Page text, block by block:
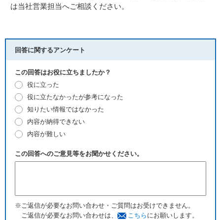
は当社営業担当へご相談ください。
回答に関するアンケート
この回答はお役に立ちましたか？
役に立った
役に立たなかったが参考になった
知りたい情報ではなかった
内容が納得できない
内容が難しい
この回答へのご意見等をお聞かせください。
※ご返信が必要なお問い合わせ・ご質問はお受けできません。
ご返信が必要なお問い合わせは、
こちら にお願いします。